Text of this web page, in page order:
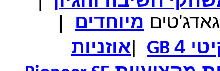
גאדג'טים מיוחדים |
4
GB
|אוזניות